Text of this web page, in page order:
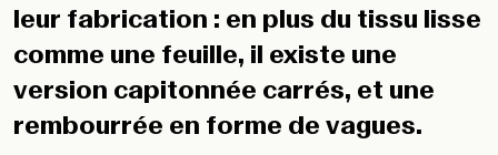
leur fabrication : en plus du tissu lisse
comme une feuille, il existe une
version capitonnée carrés, et une
rembourrée en forme de vagues.